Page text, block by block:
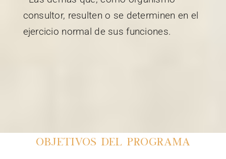
consultor, resulten o se determinen en el
ejercicio normal de sus funciones.
Objetivos del programa